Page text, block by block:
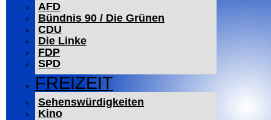
AFD
Bündnis 90 / Die Grünen
CDU
Die Linke
FDP
SPD
FREIZEIT
Sehenswürdigkeiten
Kino